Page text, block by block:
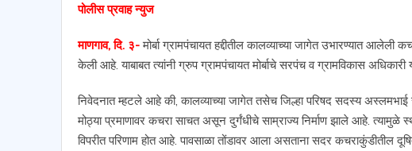
पोलीस प्रवाह न्युज
माणगाव, दि. ३- मोर्बा ग्रामपंचायत हद्दीतील कालव्याच्या जागेत उभारण्यात आलेली
केली आहे. याबाबत त्यांनी ग्रुप ग्रामपंचायत मोर्बाचे सरपंच व ग्रामविकास
निवेदनात म्हटले आहे की, कालव्याच्या जागेत तसेच जिल्हा परिषद सदस्य अस्लमभाई
मोठ्या प्रमाणावर कचरा साचत असून दुर्गंधीचे साम्राज्य निर्माण झाले आहे. त्यामुळे
विपरीत परिणाम होत आहे. पावसाळा तोंडावर आला असताना सदर कचराकुंडीतील